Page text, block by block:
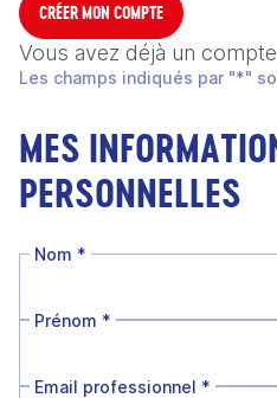
CRÉER MON COMPTE
Vous avez déjà un
Les champs indiqués par "*"
MES
PERSONNELLES
Nom *
Prénom *
Email professionnel *